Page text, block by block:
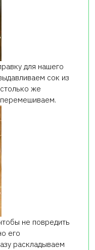
для нашего
сок из
же
не повредить
его
раскладываем